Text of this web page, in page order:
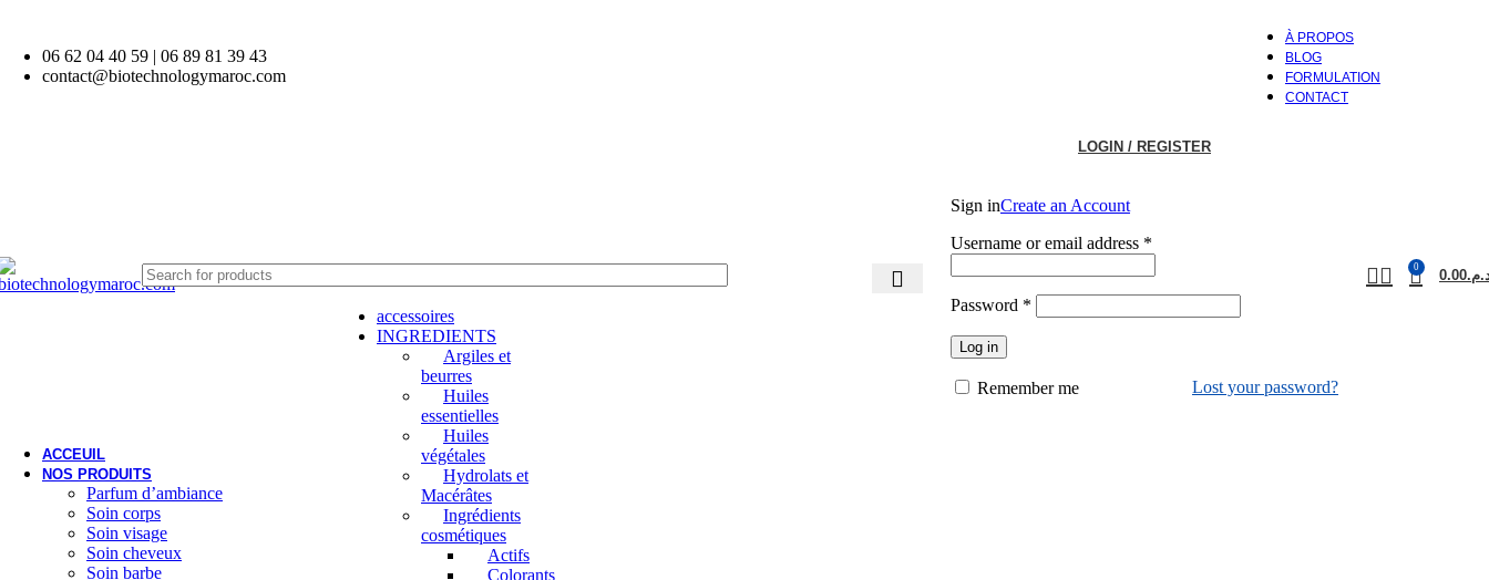
06 62 04 40 59 | 06 89 81 39 43
contact@biotechnologymaroc.com
À PROPOS
BLOG
FORMULATION
CONTACT
accessoires
INGREDIENTS
Argiles et
beurres
Huiles
essentielles
Huiles
végétales
Hydrolats et
Macérâtes
Ingrédients
cosmétiques
Actifs
Colorants
LOGIN / REGISTER
Sign inCreate an Account
Username or email address *
Password *
Log in
Lost your password?
Remember me
0
0.00
ACCEUIL
NOS PRODUITS
Parfum d’ambiance
Soin corps
Soin visage
Soin cheveux
Soin barbe